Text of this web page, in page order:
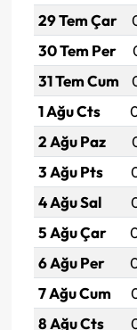
29 Tem Çar
30 Tem Per
31 Tem Cum
1 Ağu Cts
2 Ağu Paz
3 Ağu Pts
4 Ağu Sal
5 Ağu Çar
6 Ağu Per
7 Ağu Cum
8 Ağu Cts